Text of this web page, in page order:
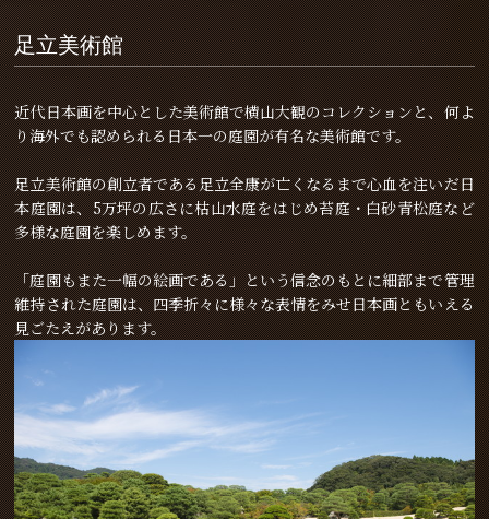
足立美術館
近代日本画を中心とした美術館で横山大観のコレクションと、何よ
り海外でも認められる日本一の庭園が有名な美術館です。
足立美術館の創立者である足立全康が亡くなるまで心血を注いだ日
本庭園は、5万坪の広さに枯山水庭をはじめ苔庭・白砂青松庭など
多様な庭園を楽しめます。
「庭園もまた一幅の絵画である」という信念のもとに細部まで管理
維持された庭園は、四季折々に様々な表情をみせ日本画ともいえる
見ごたえがあります。